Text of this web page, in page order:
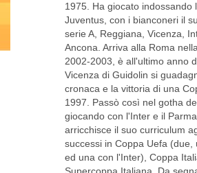
1975. Ha giocato indossando
Juventus, con i bianconeri il
serie A, Reggiana, Vicenza,
Ancona. Arriva alla Roma
2002-2003, è all'ultimo anno
Vicenza di Guidolin si
cronaca e la vittoria di una
1997. Passò così nel gotha
giocando con l'Inter e il
arricchisce il suo curriculum
successi in Coppa Uefa (due,
ed una con l'Inter), Coppa